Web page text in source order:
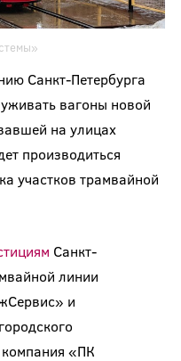
Санкт-Петербурга
вагоны новой
на улицах
производиться
участков трамвайной
Санкт-
линии
и
«ПК